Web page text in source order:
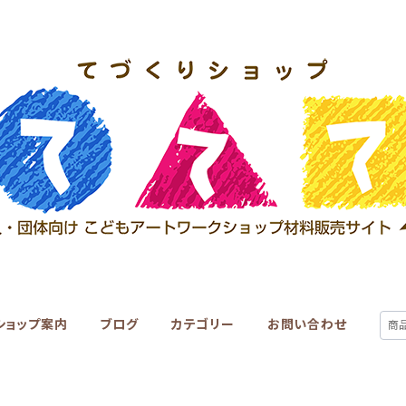
ョップ案内 ブログ カテゴリー お問い合わせ